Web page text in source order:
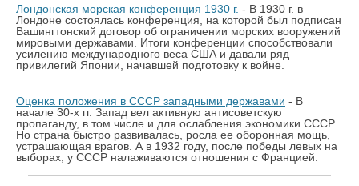
Лондонская морская конференция 1930 г. - В 1930 г. в
Лондоне состоялась конференция, на которой был подписан
Вашингтонский договор об ограничении морских вооружений
мировыми державами. Итоги конференции способствовали
усилению международного веса США и давали ряд
привилегий Японии, начавшей подготовку к войне.
Оценка положения в СССР западными державами - В
начале 30-х гг. Запад вел активную антисоветскую
пропаганду, в том числе и для ослабления экономики СССР.
Но страна быстро развивалась, росла ее оборонная мощь,
устрашающая врагов. А в 1932 году, после победы левых на
выборах, у СССР налаживаются отношения с Францией.